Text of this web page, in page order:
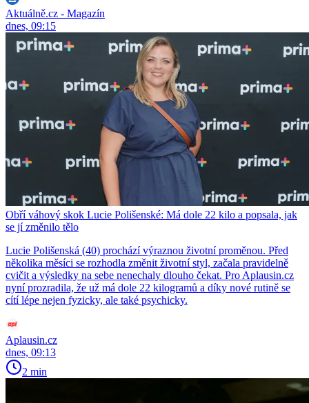
Aktuálně.cz - Magazín
dnes, 09:15
Obří váhový skok Lucie Polišenské: Má dole 22 kilo a popsala, jak
se jí změnilo tělo
Lucie Polišenská (40) prochází výraznou životní proměnou. Před
několika měsíci se rozhodla změnit životní styl, začala pravidelně
cvičit a výsledky na sebe nenechaly dlouho čekat. Pro Aplausin.cz
nyní prozradila, že už má dole 22 kilogramů a díky nové rutině se
cítí lépe nejen fyzicky, ale také psychicky.
Aplausin.cz
dnes, 09:13
2 min